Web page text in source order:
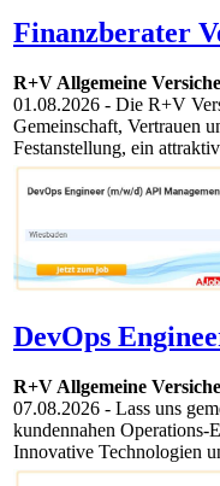
Finanzberater
R+V Allgemeine
01.08.2026 - Die R+V
Gemeinschaft, Vertrauen
Festanstellung, ein
DevOps
R+V Allgemeine
07.08.2026 - Lass uns
kundennahen Operations-
Innovative Techno­logien